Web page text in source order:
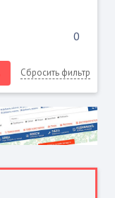
Сбросить фильтр